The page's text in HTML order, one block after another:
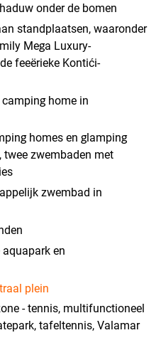
onder de bomen
standplaatsen, waaronder
Mega Luxury-
feeërieke Kontići-
home in
homes en glamping
twee zwembaden met
zwembad in
en
plein
- tennis, multifunctioneel
tafeltennis, Valamar